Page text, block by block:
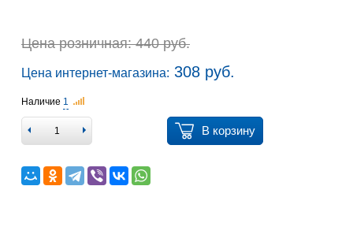
Цена розничная: 440 руб.
Цена интернет-магазина: 308 руб.
Наличие 1
В корзину